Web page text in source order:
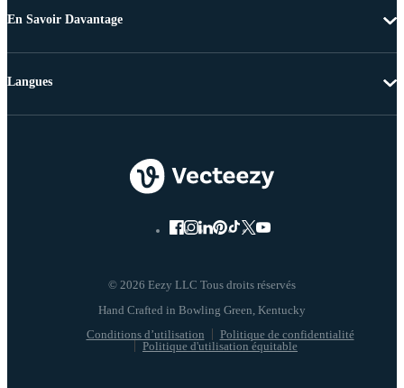
En Savoir Davantage
© 2026 Eezy LLC Tous droits réservés
Conditions d’utilisation
Politique de confidentialité
Politique d'utilisation équitable
Langues